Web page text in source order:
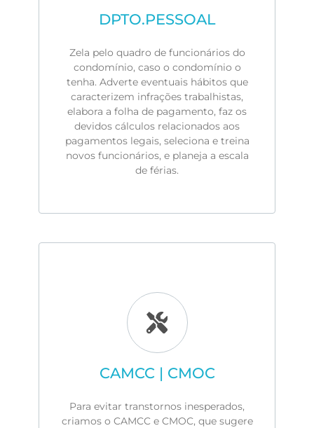
DPTO.PESSOAL
Zela pelo quadro de funcionários do
condomínio, caso o condomínio o
tenha. Adverte eventuais hábitos que
caracterizem infrações trabalhistas,
elabora a folha de pagamento, faz os
devidos cálculos relacionados aos
pagamentos legais, seleciona e treina
novos funcionários, e planeja a escala
de férias.
CAMCC | CMOC
Para evitar transtornos inesperados,
criamos o CAMCC e CMOC, que sugere